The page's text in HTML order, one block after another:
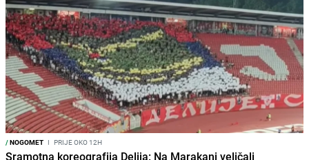
/NOGOMET I PRIJE OKO 12H
Sramotna koreografija Delija: Na Marakani veličali